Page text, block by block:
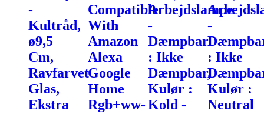
-
Kultråd,
ø9,5
Cm,
Ravfarvet
Glas,
Ekstra
Compatible
With
Amazon
Alexa
Google
Home
Rgb+ww-
Arbejdslampe
-
Dæmpbar
: Ikke
Dæmpbar,
Kulør :
Kold -
-
: Ikke
Kulør :
Neutral